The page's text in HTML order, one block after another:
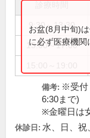
9:30～13:30
15:00～17:00
お盆(8月中旬)
に必ず医療機関
備考: ※受付
6:30まで)
※金曜日は
休診日: 水、日、祝